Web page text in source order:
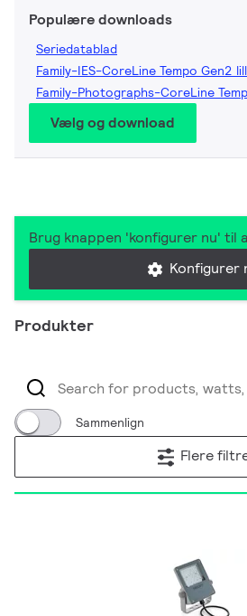
Populære downloads
Seriedatablad
Family-IES-CoreLine Tempo Gen2
Family-Photographs-CoreLine
Vælg og download
Brug knappen 'konfigurer nu'
Konfigurer
Produkter
Sammenlign
Flere